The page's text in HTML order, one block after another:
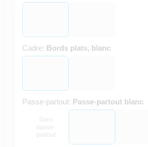
Cadre: Bords plats, blanc
Passe-partout: Passe-partout blanc
Sans
passe-
partout